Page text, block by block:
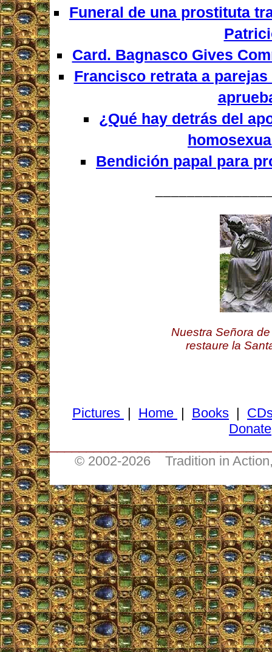
Funeral de una prostituta
Card. Bagnasco Gives
Francisco retrata a
¿Qué hay detrás del
Bendición papal para
Nuestra Señora
restaure la
Pictures | Home | Books |
Donate
© 2002-2026 Tradition in